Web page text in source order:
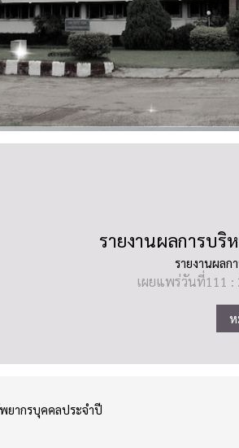
รายงานผลการบ
รายงานผล
เผยแพร่วันที่111 :
ห
ยากรบุคคลประจำปี